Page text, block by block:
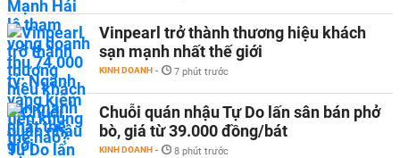
Vinpearl trở thành thương hiệu khách
sạn mạnh nhất thế giới
KINH DOANH - 7 phút trước
Chuỗi quán nhậu Tự Do lấn sân bán phở
bò, giá từ 39.000 đồng/bát
KINH DOANH - 8 phút trước